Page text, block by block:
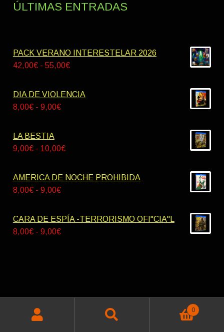
ÚLTIMAS ENTRADAS
PACK VERANO INTERESTELAR 2026
42,00€ - 55,00€Rango
precios:
DIA DE VIOLENCIA
8,00€ - 9,00€Rango
desde
9,00€
LA BESTIA
9,00€ - 10,00€Rango
precios:
10,00€
AMERICA DE NOCHE PROHIBIDA
8,00€ - 9,00€Rango
precios:
desde
CARA DE ESPÍA -TERRORISMO OFI"CIA"L
8,00€ - 9,00€Rango
Política de privacidad
Construido con WooCommerce
Buscar
0